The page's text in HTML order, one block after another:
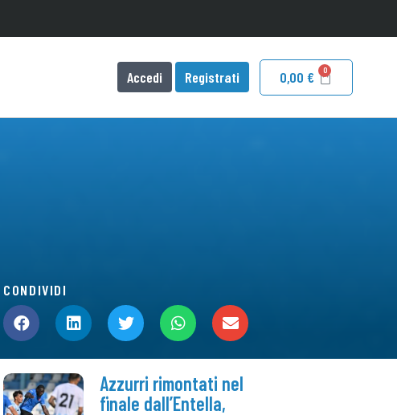
Accedi Registrati 0,00€
CONDIVIDI
Azzurri rimontati nel
finale dall’Entella,